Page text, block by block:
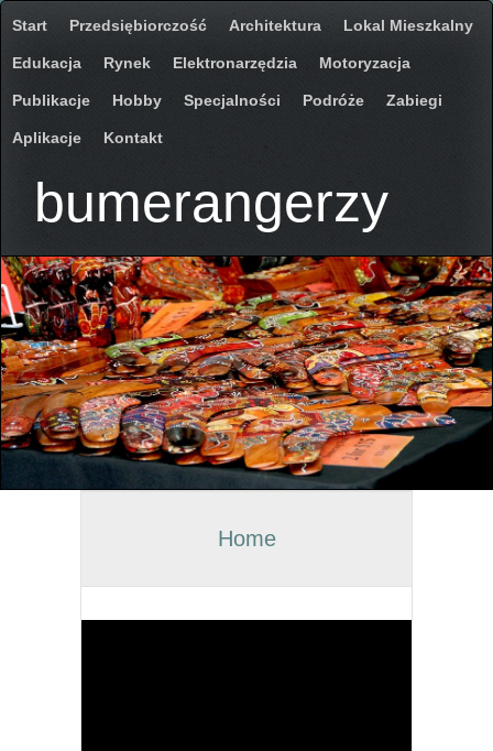
Start Przedsiębiorczość Architektura Lokal Mieszkalny
Edukacja Rynek Elektronarzędzia Motoryzacja
Publikacje Hobby Specjalności Podróże Zabiegi
Aplikacje Kontakt
bumerangerzy
Home